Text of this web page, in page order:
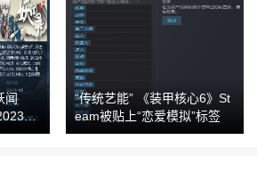
闻
年
“传统艺能” 《装甲核心6》St
eam被贴上“恋爱模拟”标签